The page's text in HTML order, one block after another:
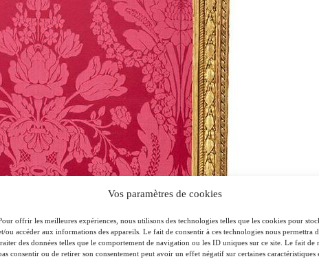
Vos paramètres de cookies
offrir les meilleures expériences, nous utilisons des technologies telles que les cookies pour
ou accéder aux informations des appareils. Le fait de consentir à ces technologies nous permettra
des données telles que le comportement de navigation ou les ID uniques sur ce site. Le fait de
consentir ou de retirer son consentement peut avoir un effet négatif sur certaines caractéristiques